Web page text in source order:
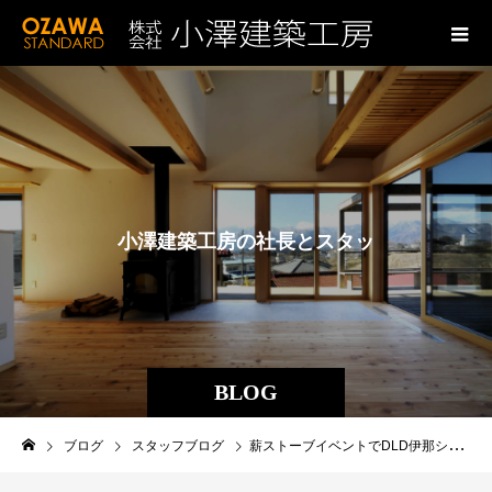
BLOG
建築工房の社長とスタッフ の ブロ
ブログ スタッフブログ 薪ストーブイベントでDLD伊那ショールームに行ってきました。